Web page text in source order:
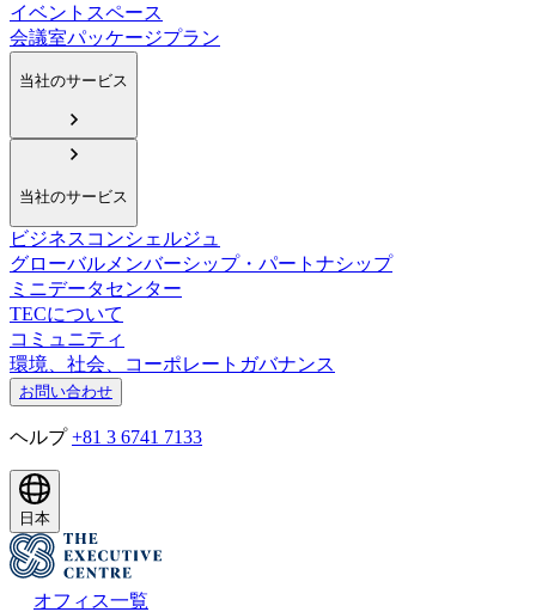
イベントスペース
会議室パッケージプラン
当社のサービス
当社のサービス
ビジネスコンシェルジュ
グローバルメンバーシップ・パートナシップ
ミニデータセンター
TECについて
コミュニティ
環境、社会、コーポレートガバナンス
お問い合わせ
ヘルプ +81 3 6741 7133
日本
オフィス一覧